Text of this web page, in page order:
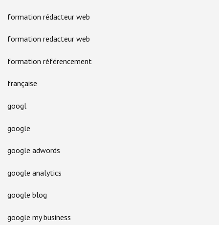
formation rédacteur web
formation redacteur web
formation référencement
française
googl
google
google adwords
google analytics
google blog
google my business